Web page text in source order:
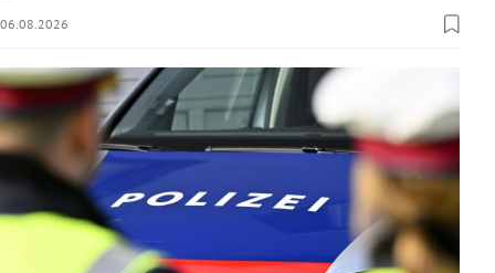
06.08.2026